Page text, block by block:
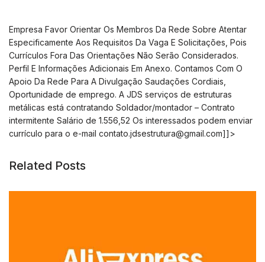
Empresa Favor Orientar Os Membros Da Rede Sobre Atentar
Especificamente Aos Requisitos Da Vaga E Solicitações, Pois
Currículos Fora Das Orientações Não Serão Considerados.
Perfil E Informações Adicionais Em Anexo. Contamos Com O
Apoio Da Rede Para A Divulgação Saudações Cordiais,
Oportunidade de emprego. A JDS serviços de estruturas
metálicas está contratando Soldador/montador – Contrato
intermitente Salário de 1.556,52 Os interessados podem enviar
currículo para o e-mail contato.jdsestrutura@gmail.com]]>
Related Posts